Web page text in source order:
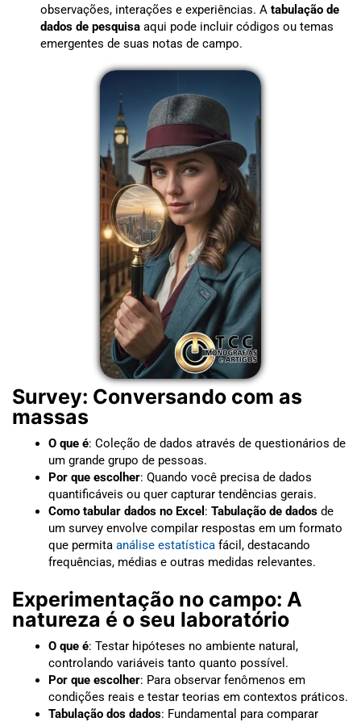
observações, interações e experiências. A tabulação de
dados de pesquisa aqui pode incluir códigos ou temas
emergentes de suas notas de campo.
Survey: Conversando com as
massas
O que é: Coleção de dados através de questionários de
um grande grupo de pessoas.
Por que escolher: Quando você precisa de dados
quantificáveis ou quer capturar tendências gerais.
Como tabular dados no Excel : Tabulação de dados de
um survey envolve compilar respostas em um formato
que permita análise estatística fácil, destacando
frequências, médias e outras medidas relevantes.
Experimentação no campo: A
natureza é o seu laboratório
O que é: Testar hipóteses no ambiente natural,
controlando variáveis tanto quanto possível.
Por que escolher: Para observar fenômenos em
condições reais e testar teorias em contextos práticos.
Tabulação dos dados: Fundamental para comparar